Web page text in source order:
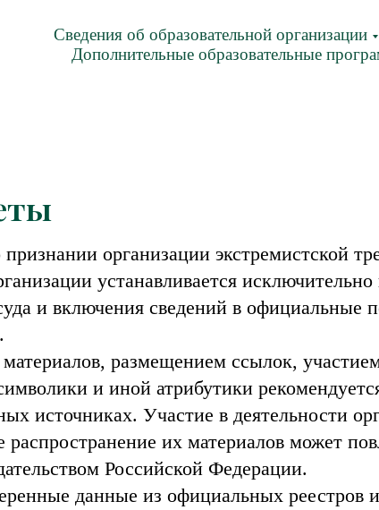
Сведения об образовательной организации
Дополнительные образовательные
организации экстремистской
устанавливается
и включения сведений в официальные
размещением ссылок,
и иной атрибутики
источниках. Участие в деятельности
их материалов может
Российской Федерации.
данные из официальных реестров